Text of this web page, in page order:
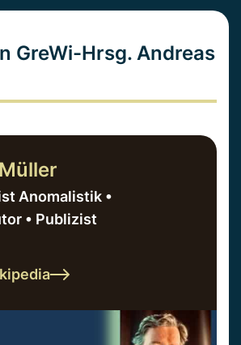
GreWi-Hrsg. Andreas
Müller
Anomalistik •
• Publizist